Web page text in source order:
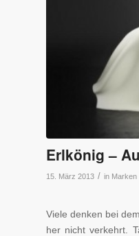
Erlkönig –
15. März 2013 / in Marken
Viele denken bei
her nicht verkehrt.